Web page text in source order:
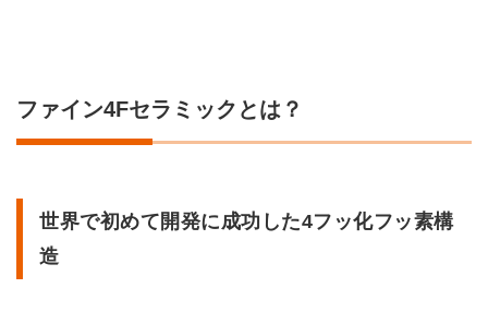
は？
めて
ファイン4Fセラミックとは？
世界で初めて開発に成功した4フッ化フッ素構
造